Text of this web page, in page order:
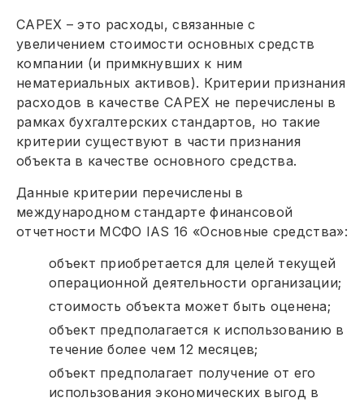
САРЕХ – это расходы, связанные с
увеличением стоимости основных средств
компании (и примкнувших к ним
нематериальных активов). Критерии признания
расходов в качестве САРЕХ не перечислены в
рамках бухгалтерских стандартов, но такие
критерии существуют в части признания
объекта в качестве основного средства.
Данные критерии перечислены в
международном стандарте финансовой
отчетности МСФО IAS 16 «Основные средства»:
объект приобретается для целей текущей
операционной деятельности организации;
стоимость объекта может быть оценена;
объект предполагается к использованию в
течение более чем 12 месяцев;
объект предполагает получение от его
использования экономических выгод в